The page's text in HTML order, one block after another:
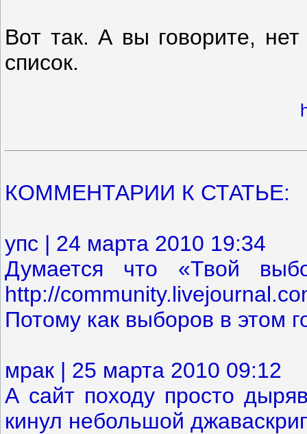
Вот так. А вы говорите,
список.
КОММЕНТАРИИ К СТАТЬЕ:
упс | 24 марта 2010 19:34
Думается что «Твой
http://
Потому как выборов в этом
мрак | 25 марта 2010 09:12
А сайт походу просто
кинул небольшой